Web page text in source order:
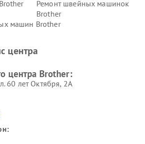
Ремонт швейных машинок
Brother
машин Brother
центра
центра Brother:
60 лет Октября, 2А